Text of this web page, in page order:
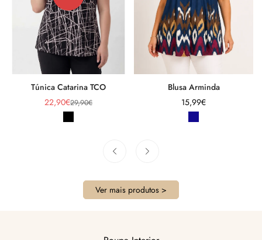
Túnica Catarina TCO
Preço
22,90€Preço
29,90€
Blusa Arminda
Preço
regular
15,99€
Ver mais produtos >